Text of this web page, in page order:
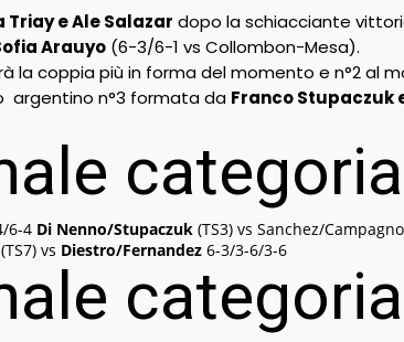
Triay e Ale Salazar dopo la schiacciante
Arauyo(6-3/6-1 vs Collombon-Mesa).
la coppia più in forma del momento e n°2 al
argentino n°3 formata da Franco Stupaczuk
6-4 Di Nenno/Stupaczuk(TS3) vs Sanchez/
vs Diestro/Fernandez6-3/3-6/3-6